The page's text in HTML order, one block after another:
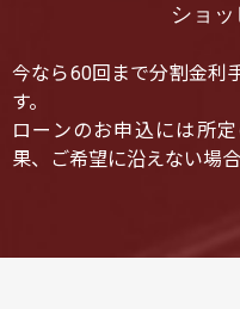
ショ
今なら60回まで分割金利
す。
ローンのお申込には所
果、ご希望に沿えない場合